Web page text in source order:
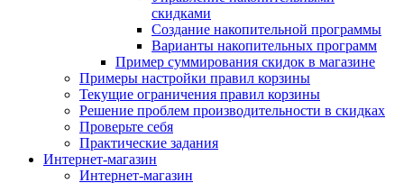
скидками
Создание накопительной программы
Варианты накопительных программ
Пример суммирования скидок в магазине
Примеры настройки правил корзины
Текущие ограничения правил корзины
Решение проблем производительности в скидках
Проверьте себя
Практические задания
Интернет-магазин
Интернет-магазин